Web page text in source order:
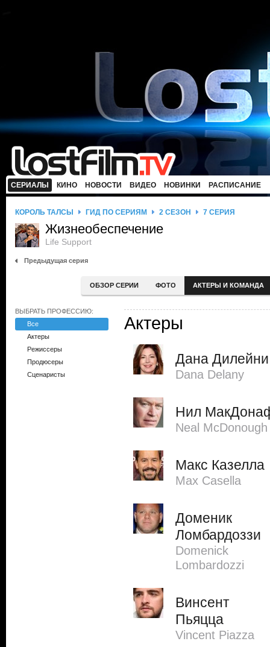
СЕРИАЛЫ КИНО НОВОСТИ ВИДЕО НОВИНКИ РАСПИСАНИЕ
КОРОЛЬ ТАЛСЫ ГИД ПО СЕРИЯМ 2 СЕЗОН 7 СЕРИЯ
Жизнеобеспечение
Life Support
Предыдущая серия
ОБЗОР СЕРИИ ФОТО АКТЕРЫ И КОМАНДА
ВЫБРАТЬ ПРОФЕССИЮ:
Все
Актеры
Режиссеры
Продюсеры
Сценаристы
Актеры
Дана Дилейни
Dana Delany
Нил
Neal McDonough
Макс Казелла
Max Casella
Доменик
Ломбардоззи
Domenick
Lombardozzi
Винсент
Пьяцца
Vincent Piazza